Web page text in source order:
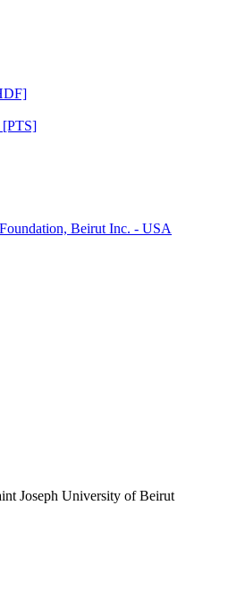
[PTS]
Beirut Inc. - USA
Joseph University of Beirut